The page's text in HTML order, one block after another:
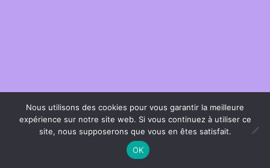
Nous utilisons des cookies pour vous garantir la meilleure
expérience sur notre site web. Si vous continuez à utiliser ce
site, nous supposerons que vous en êtes satisfait.
OK